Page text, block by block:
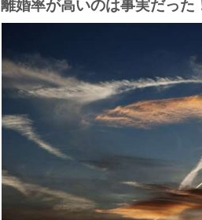
離婚率が高いのは事実だった